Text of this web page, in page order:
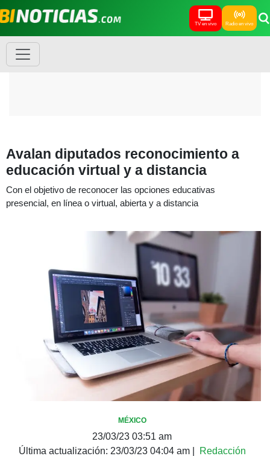
TV en vivo Radio en vivo
Avalan diputados reconocimiento a
educación virtual y a distancia
Con el objetivo de reconocer las opciones educativas
presencial, en línea o virtual, abierta y a distancia
MÉXICO
23/03/23 03:51 am
Última actualización: 23/03/23 04:04 am| Redacción